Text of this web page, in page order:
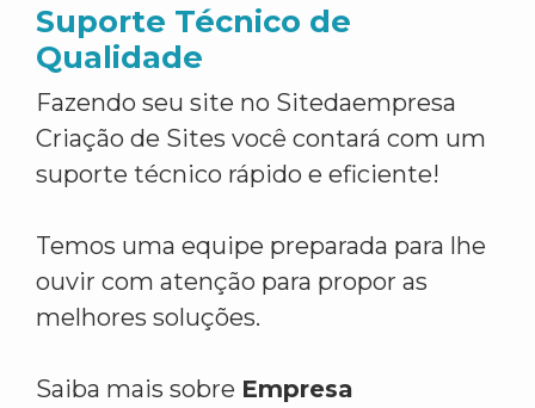
Suporte Técnico de
Qualidade
Fazendo seu site no Sitedaempresa
Criação de Sites você contará com um
suporte técnico rápido e eficiente!
Temos uma equipe preparada para lhe
ouvir com atenção para propor as
melhores soluções.
Saiba mais sobre Empresa